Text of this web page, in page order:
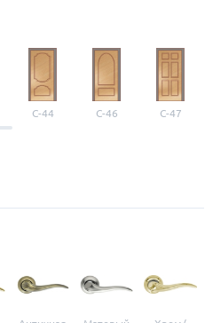
С-44 С-46 С-47